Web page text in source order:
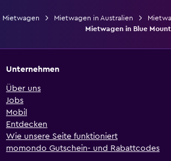
Mietwagen Mietwagen in Australien
Mietwagen in Blue
Unternehmen
Über uns
Jobs
Mobil
Entdecken
Wie unsere Seite funktioniert
momondo Gutschein- und Rabattcodes